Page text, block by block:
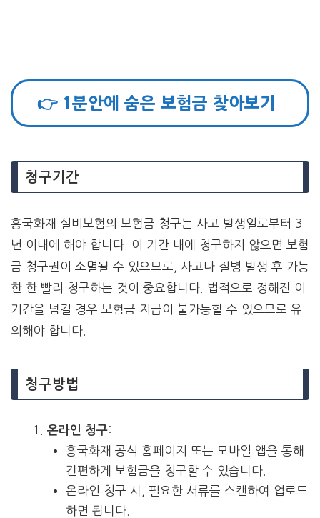
👉 1분안에 숨은 보험금 찾아보기
청구기간
흥국화재 실비보험의 보험금 청구는 사고 발생일로부터 3
년 이내에 해야 합니다. 이 기간 내에 청구하지 않으면 보험
금 청구권이 소멸될 수 있으므로, 사고나 질병 발생 후 가능
한 한 빨리 청구하는 것이 중요합니다. 법적으로 정해진 이
기간을 넘길 경우 보험금 지급이 불가능할 수 있으므로 유
의해야 합니다.
청구방법
온라인 청구:
흥국화재 공식 홈페이지 또는 모바일 앱을 통해
간편하게 보험금을 청구할 수 있습니다.
온라인 청구 시, 필요한 서류를 스캔하여 업로드
하면 됩니다.